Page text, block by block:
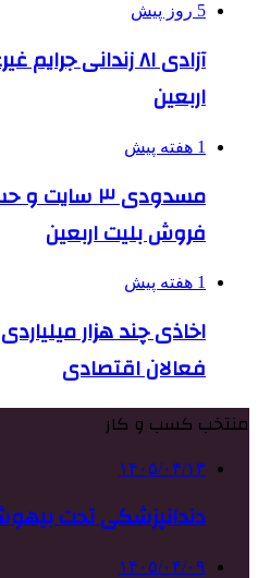
5 روز پیش
آزادی ۸۱ زندانی
اربعین
1 هفته پیش
مسدودی ۳
فروش بلیت اربعین
1 هفته پیش
اخاذی چند هزار
فعالان اقتصادی
منتخب کسب و کار
۱۴۰۵/۰۴/۱۳
دندانپزشکی تحت
۱۴۰۵/۰۴/۰۹